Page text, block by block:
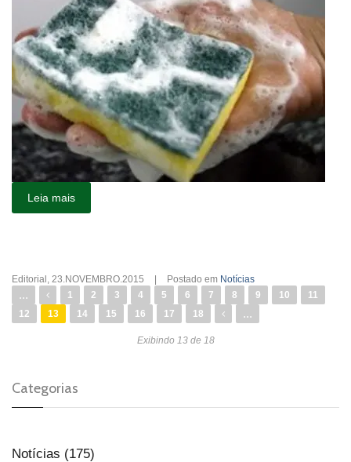
Leia mais
Editorial , 23.NOVEMBRO.2015 Postado em Notícias
... 1 2 3 4 5 6 7 8 9 10
11
12
13 14 15 16 17 18 ...
Exibindo 13 de 18
Categorias
Notícias (175)